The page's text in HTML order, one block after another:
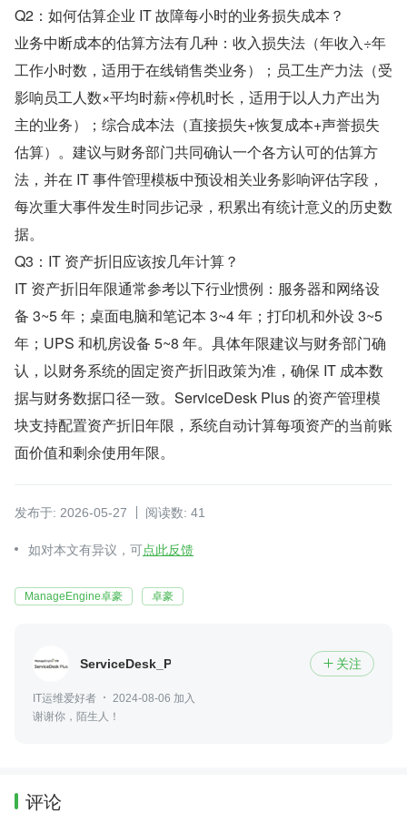
Q2：如何估算企业 IT 故障每小时的业务损失成本？
业务中断成本的估算方法有几种：收入损失法（年收入÷年
工作小时数，适用于在线销售类业务）；员工生产力法（受
影响员工人数×平均时薪×停机时长，适用于以人力产出为
主的业务）；综合成本法（直接损失+恢复成本+声誉损失
估算）。建议与财务部门共同确认一个各方认可的估算方
法，并在 IT 事件管理模板中预设相关业务影响评估字段，
每次重大事件发生时同步记录，积累出有统计意义的历史数
据。
Q3：IT 资产折旧应该按几年计算？
IT 资产折旧年限通常参考以下行业惯例：服务器和网络设
备 3~5 年；桌面电脑和笔记本 3~4 年；打印机和外设 3~5
年；UPS 和机房设备 5~8 年。具体年限建议与财务部门确
认，以财务系统的固定资产折旧政策为准，确保 IT 成本数
据与财务数据口径一致。ServiceDesk Plus 的资产管理模
块支持配置资产折旧年限，系统自动计算每项资产的当前账
面价值和剩余使用年限。
发布于: 2026-05-27 阅读数: 41
如对本文有异议，可点此反馈
ManageEngine卓豪 卓豪
ServiceDesk_Plus  关注
IT运维爱好者
2024-08-06 加入
谢谢你，陌生人！
评论